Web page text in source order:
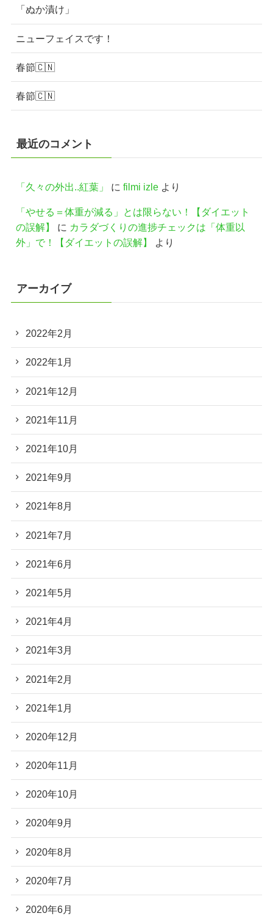
「ぬか漬け」
ニューフェイスです！
春節🇨🇳
春節🇨🇳
最近のコメント
「久々の外出..紅葉」 に filmi izleより
「やせる＝体重が減る」とは限らない！【ダイエット
の誤解】
に カラダづくりの進捗チェックは「体重以
外」で！【ダイエットの誤解】
より
アーカイブ
2022年2月
2022年1月
2021年12月
2021年11月
2021年10月
2021年9月
2021年8月
2021年7月
2021年6月
2021年5月
2021年4月
2021年3月
2021年2月
2021年1月
2020年12月
2020年11月
2020年10月
2020年9月
2020年8月
2020年7月
2020年6月